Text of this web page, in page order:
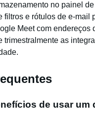
no painel
filtros e rótulos de e-mail
Meet com
trimestralmente as
de usar